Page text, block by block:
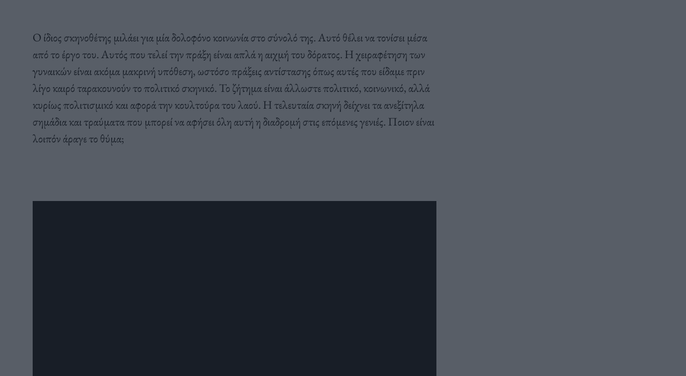
Ο ίδιος σκηνοθέτης μιλάει για μία δολοφόνο κοινωνία στο σύνολό της. Αυτό θέλει να τονίσει μέσα
από το έργο του. Αυτός που τελεί την πράξη είναι απλά η αιχμή του δόρατος. Η χειραφέτηση των
γυναικών είναι ακόμα μακρινή υπόθεση, ωστόσο πράξεις αντίστασης όπως αυτές που είδαμε πριν
λίγο καιρό ταρακουνούν το πολιτικό σκηνικό. Το ζήτημα είναι άλλωστε πολιτικό, κοινωνικό, αλλά
κυρίως πολιτισμικό και αφορά την κουλτούρα του λαού. Η τελευταία σκηνή δείχνει τα ανεξίτηλα
σημάδια και τραύματα που μπορεί να αφήσει όλη αυτή η διαδρομή στις επόμενες γενιές. Ποιον είναι
λοιπόν άραγε το θύμα;